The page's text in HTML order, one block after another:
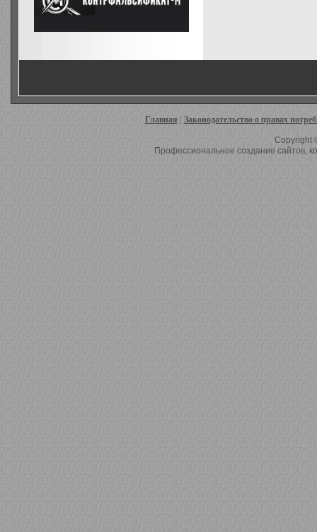
Главная Законодательство о правах
Copyright
Профессиональное создание сайтов,